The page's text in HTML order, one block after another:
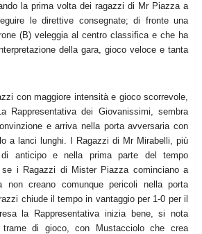
la prima volta dei ragazzi di Mr Piazza a
le direttive consegnate; di fronte una
(B) veleggia al centro classifica e che ha
della gara, gioco veloce e tanta
con maggiore intensità e gioco scorrevole,
Rappresentativa dei Giovanissimi, sembra
e arriva nella porta avversaria con
a lanci lunghi. I Ragazzi di Mr Mirabelli, più
anticipo e nella prima parte del tempo
i Ragazzi di Mister Piazza cominciano a
non creano comunque pericoli nella porta
chiude il tempo in vantaggio per 1-0 per il
la Rappresentativa inizia bene, si nota
trame di gioco, con Mustacciolo che crea